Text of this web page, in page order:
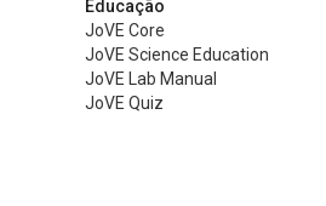
Educação
JoVE Core
JoVE Science Education
JoVE Lab Manual
JoVE Quiz